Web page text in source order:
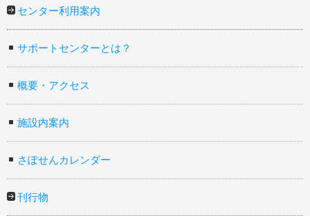
センター利用案内
サポートセンターとは？
概要・アクセス
施設内案内
さぽせんカレンダー
刊行物